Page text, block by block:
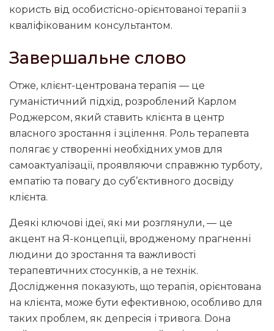
користь від особистісно-орієнтованої терапії з
кваліфікованим консультантом.
Завершальне слово
Отже, клієнт-центрована терапія — це
гуманістичний підхід, розроблений Карлом
Роджерсом, який ставить клієнта в центр
власного зростання і зцілення. Роль терапевта
полягає у створенні необхідних умов для
самоактуалізації, проявляючи справжню турботу,
емпатію та повагу до суб’єктивного досвіду
клієнта.
Деякі ключові ідеї, які ми розглянули, — це
акцент на Я-концепції, вродженому прагненні
людини до зростання та важливості
терапевтичних стосунків, а не технік.
Дослідження показують, що терапія, орієнтована
на клієнта, може бути ефективною, особливо для
таких проблем, як депресія і тривога. Dона